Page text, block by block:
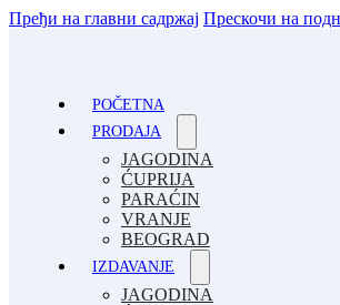
Пређи на главни садржај Прескочи на
POČETNA
PRODAJA
JAGODINA
ĆUPRIJA
PARAĆIN
VRANJE
BEOGRAD
IZDAVANJE
JAGODINA